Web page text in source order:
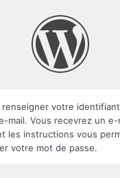
renseigner votre
mail. Vous recevrez un e-
les instructions vous
votre mot de passe.